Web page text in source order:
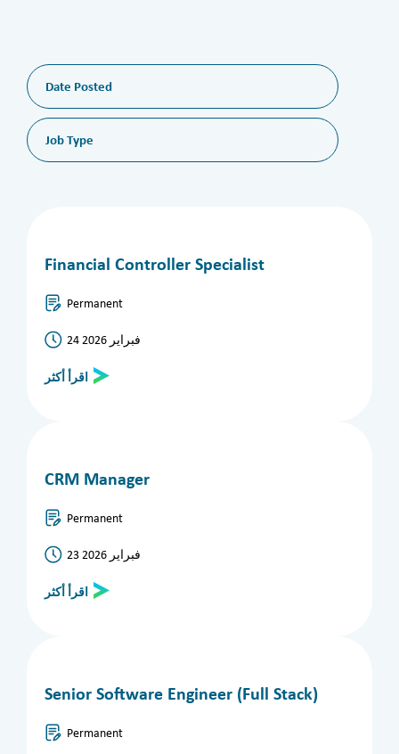
Financial Controller Specialist
Permanent
24 فبراير 2026
اقرأ أكثر
CRM Manager
Permanent
23 فبراير 2026
اقرأ أكثر
Senior Software Engineer (Full Stack)
Permanent